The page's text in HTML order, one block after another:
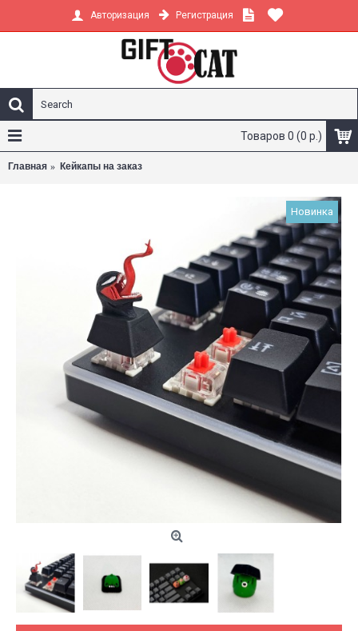
Авторизация Регистрация
Товаров 0 (0 р.)
Главная Кейкапы на заказ
Новинка